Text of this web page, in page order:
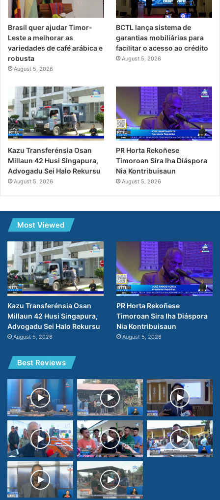
Brasil quer ajudar Timor-
Leste a melhorar as
variedades de café arábica e
robusta
August 5, 2026
BCTL lança sistema de
garantias mobiliárias para
facilitar o acesso ao crédito
August 5, 2026
Kazu Transferénsia Osan
Millaun 42 Husi Singapura,
Advogadu Sei Halo Rekursu
August 5, 2026
PR Horta Rekoñese
Timoroan Sira Iha Diáspora
Nia Kontribuisaun
August 5, 2026
Most Viewed
Kazu Transferénsia Osan
Millaun 42 Husi Singapura,
Advogadu Sei Halo Rekursu
August 5, 2026
PR Horta Rekoñese
Timoroan Sira Iha Diáspora
Nia Kontribuisaun
August 5, 2026
Best Reviews